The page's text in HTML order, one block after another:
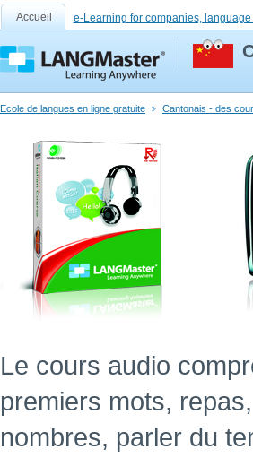
Accueil e-Learning for companies,
Ecole de langues en ligne gratuite Cantonais - des
Le cours audio
premiers mots,
nombres, parler du